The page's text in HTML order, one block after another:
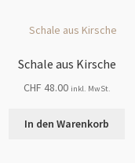
Schale aus Kirsche
CHF 48.00 inkl. MwSt.
In den Warenkorb